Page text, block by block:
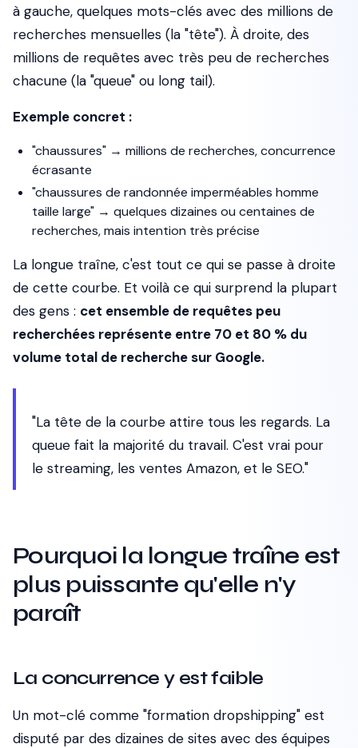
à gauche, quelques mots-clés avec des millions de
recherches mensuelles (la "tête"). À droite, des
millions de requêtes avec très peu de recherches
chacune (la "queue" ou long tail).
Exemple concret :
"chaussures" → millions de recherches, concurrence
écrasante
"chaussures de randonnée imperméables homme
taille large" → quelques dizaines ou centaines de
recherches, mais intention très précise
La longue traîne, c'est tout ce qui se passe à droite
de cette courbe. Et voilà ce qui surprend la plupart
des gens : cet ensemble de requêtes peu
recherchées représente entre 70 et 80 % du
volume total de recherche sur Google.
"La tête de la courbe attire tous les regards. La
queue fait la majorité du travail. C'est vrai pour
le streaming, les ventes Amazon, et le SEO."
Pourquoi la longue traîne est
plus puissante qu'elle n'y
paraît
La concurrence y est faible
Un mot-clé comme "formation dropshipping" est
disputé par des dizaines de sites avec des équipes